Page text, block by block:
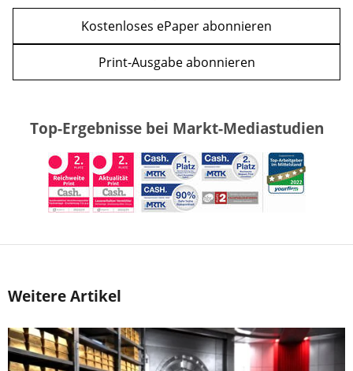
Kostenloses ePaper abonnieren
Print-Ausgabe abonnieren
Top-Ergebnisse bei Markt-Mediastudien
Weitere Artikel